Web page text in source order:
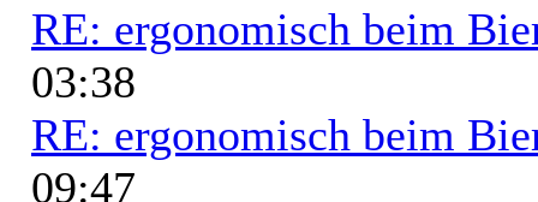
RE: ergonomisch beim
03:38
RE: ergonomisch beim
09:47